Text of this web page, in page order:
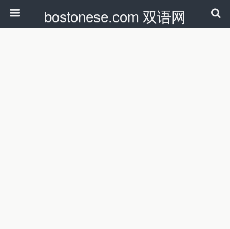
bostonese.com 双语网